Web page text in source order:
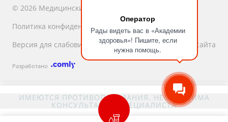
Оператор
Рады видеть вас в «Академии
здоровья»! Пишите, если
нужна помощь.
© 2026 Медицинский центр «Академия Здоровья»
Политика конфиденциальности
Версия для слабовидящих
Карта сайта
Разработано
ИМЕЮТСЯ ПРОТИВОПОКАЗАНИЯ. НЕОБХОДИМА
КОНСУЛЬТАЦИЯ СПЕЦИАЛИСТА